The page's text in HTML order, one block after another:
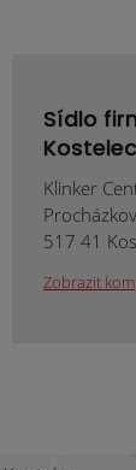
Sídlo
Klinker
517 41
Zobrazit